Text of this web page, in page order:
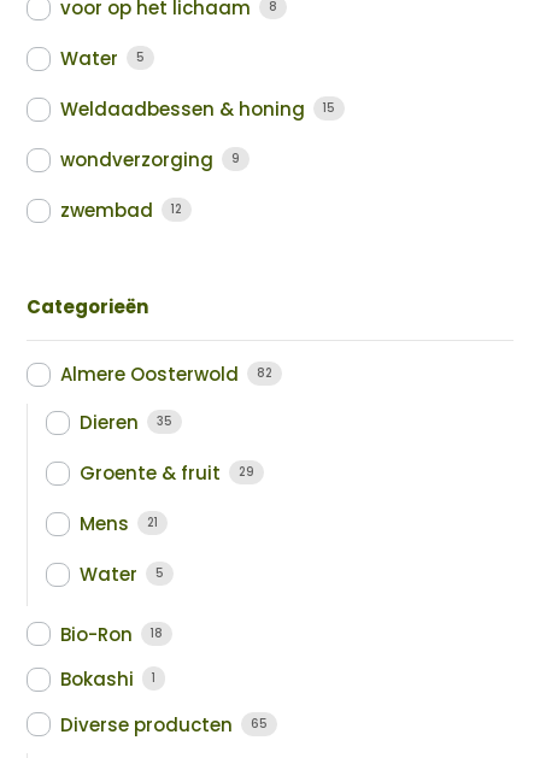
voor op het lichaam 8
Water 5
Weldaadbessen & honing 15
wondverzorging 9
zwembad 12
Categorieën
Almere Oosterwold 82
Dieren 35
Groente & fruit 29
Mens 21
Water 5
Bio-Ron 18
Bokashi 1
Diverse producten 65